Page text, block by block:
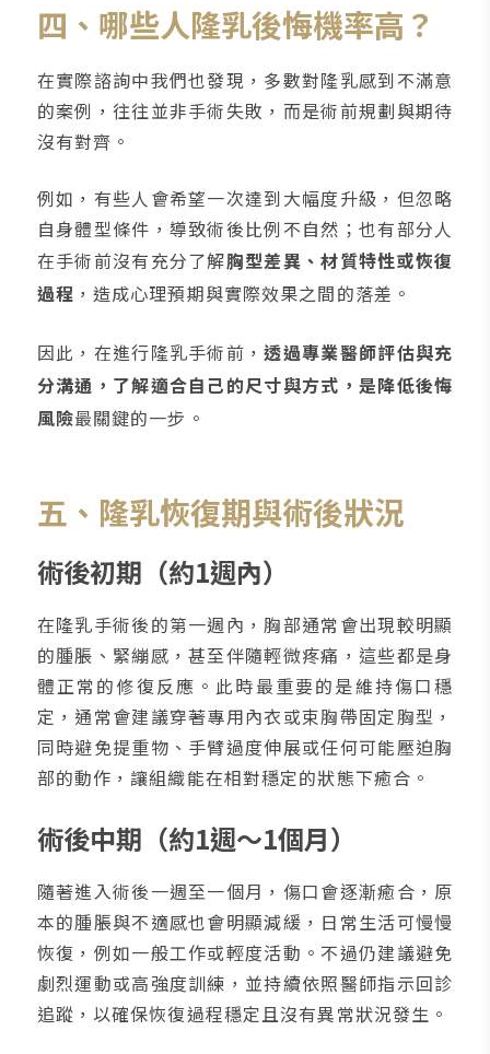
四、哪些人隆乳後悔機率高？
在實際諮詢中我們也發現，多數對隆乳感到不滿意
的案例，往往並非手術失敗，而是術前規劃與期待
沒有對齊。
例如，有些人會希望一次達到大幅度升級，但忽略
自身體型條件，導致術後比例不自然；也有部分人
在手術前沒有充分了解胸型差異、材質特性或恢復
過程 ，造成心理預期與實際效果之間的落差。
因此，在進行隆乳手術前，透過專業醫師評估與充
分溝通，了解適合自己的尺寸與方式，是降低後悔
風險最關鍵的一步。
五、隆乳恢復期與術後狀況
術後初期（約1週內）
在隆乳手術後的第一週內，胸部通常會出現較明顯
的腫脹、緊繃感，甚至伴隨輕微疼痛，這些都是身
體正常的修復反應。此時最重要的是維持傷口穩
定，通常會建議穿著專用內衣或束胸帶固定胸型，
同時避免提重物、手臂過度伸展或任何可能壓迫胸
部的動作，讓組織能在相對穩定的狀態下癒合。
術後中期（約1週～1個月）
隨著進入術後一週至一個月，傷口會逐漸癒合，原
本的腫脹與不適感也會明顯減緩，日常生活可慢慢
恢復，例如一般工作或輕度活動。不過仍建議避免
劇烈運動或高強度訓練，並持續依照醫師指示回診
追蹤，以確保恢復過程穩定且沒有異常狀況發生。